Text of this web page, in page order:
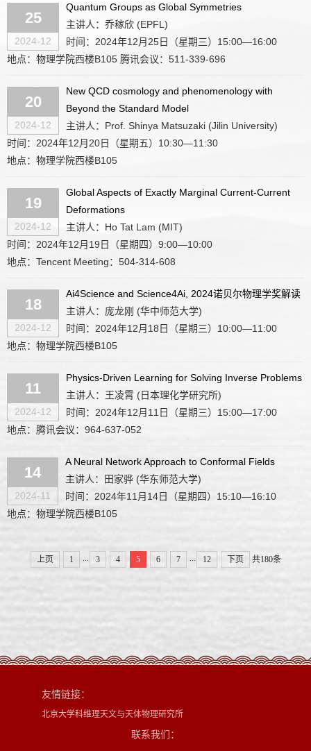
25
2024-12
Quantum Groups as Global Symmetries
主讲人：乔稼欣 (EPFL)
时间：2024年12月25日（星期三）15:00—16:00
地点：物理学院西楼B105 腾讯会议：511-339-696
20
2024-12
New QCD cosmology and phenomenology with
Beyond the Standard Model
主讲人：Prof. Shinya Matsuzaki (Jilin University)
时间：2024年12月20日（星期五）10:30—11:30
地点：物理学院西楼B105
19
2024-12
Global Aspects of Exactly Marginal Current-Current
Deformations
主讲人：Ho Tat Lam (MIT)
时间：2024年12月19日（星期四）9:00—10:00
地点：Tencent Meeting：504-314-608
18
2024-12
Ai4Science and Science4Ai, 2024诺贝尔物理学奖解读
主讲人：庞龙刚 (华中师范大学)
时间：2024年12月18日（星期三）10:00—11:00
地点：物理学院西楼B105
11
2024-12
Physics-Driven Learning for Solving Inverse Problems
主讲人：王凌霄 (日本理化学研究所)
时间：2024年12月11日（星期三）15:00—17:00
地点：腾讯会议：964-637-052
14
2024-11
A Neural Network Approach to Conformal Fields
主讲人：田家骅 (华东师范大学)
时间：2024年11月14日（星期四）15:10—16:10
地点：物理学院西楼B105
上页 1 ... 3 4 5 6 7 ... 12 下页 共180条
友情链接：
北京大学科维理天文与天体物理研究所
联系我们：